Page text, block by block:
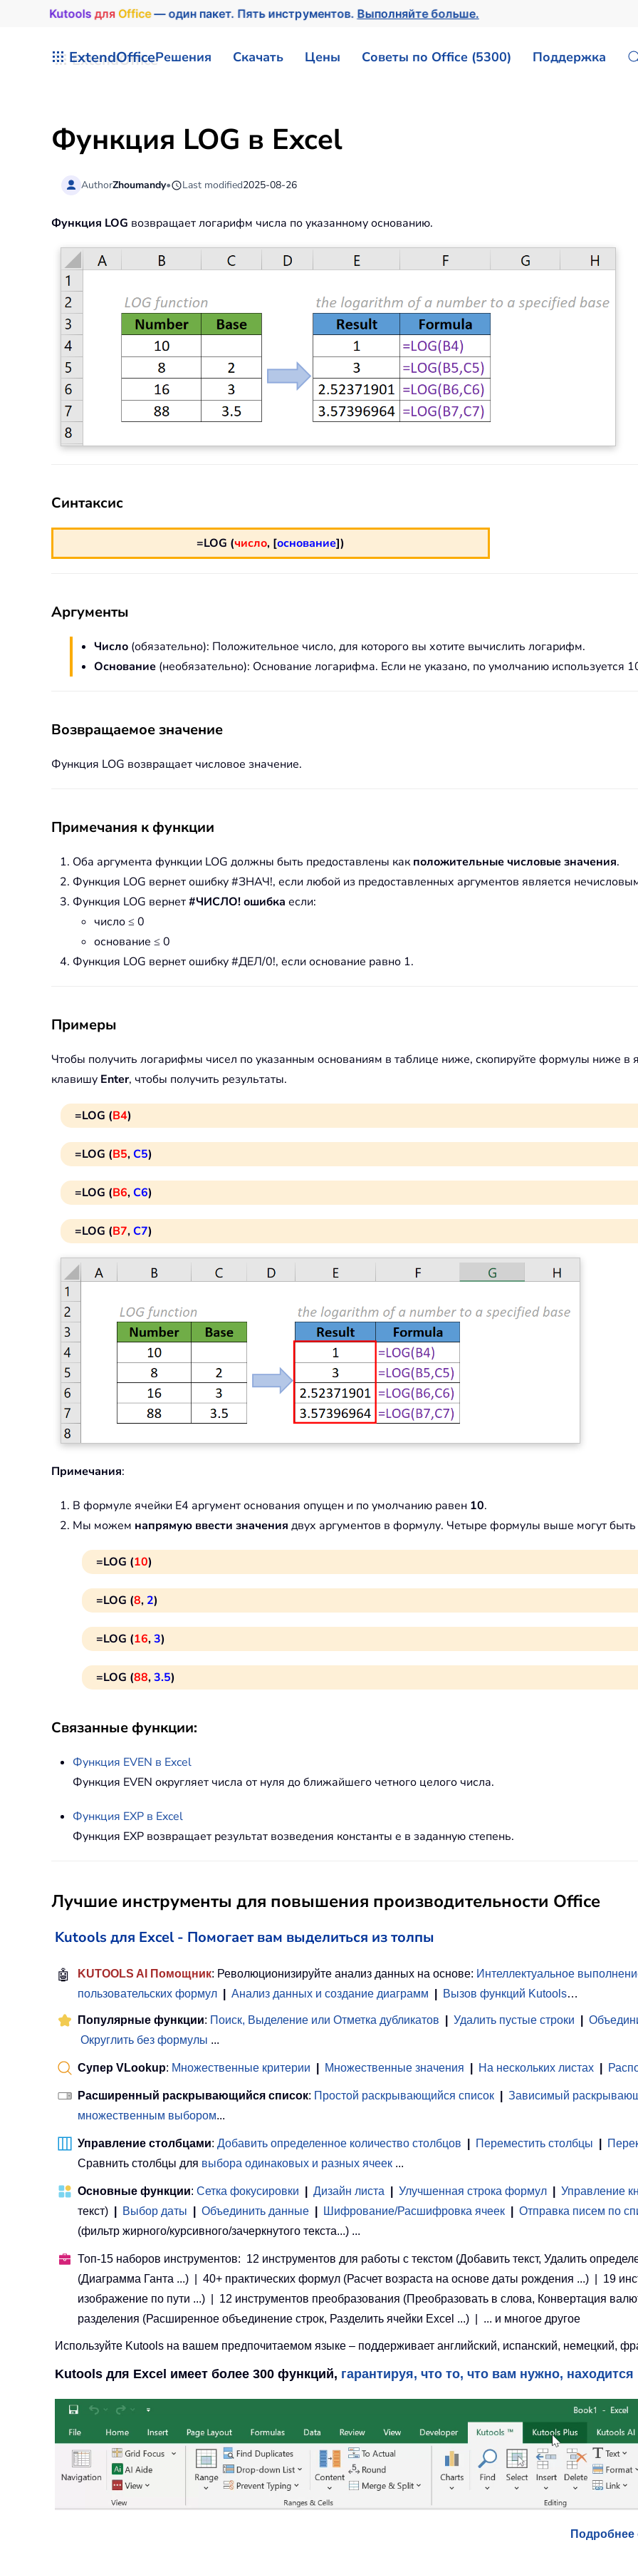
Kutools для Office— один пакет. Пять инструментов.Выполняйте больше.
ExtendOfficeРешения Скачать Цены Советы по Office (5300) Поддержка
Функция LOG в Excel
AuthorZhoumandy• Last modified2025-08-26
Функция LOG возвращает логарифм числа по указанному основанию.
Синтаксис
=LOG (число, [основание])
Аргументы
Число (обязательно): Положительное число, для которого вы хотите вычислить логарифм.
Основание (необязательно): Основание логарифма. Если не указано, по умолчанию используется
Возвращаемое значение
Функция LOG возвращает числовое значение.
Примечания к функции
Оба аргумента функции LOG должны быть предоставлены какположительные числовые значения.
Функция LOG вернет ошибку #ЗНАЧ!, если любой из предоставленных аргументов является
Функция LOG вернет#ЧИСЛО! ошибка если:
число ≤ 0
основание ≤ 0
Функция LOG вернет ошибку #ДЕЛ/0!, если основание равно 1.
Примеры
Чтобы получить логарифмы чисел по указанным основаниям в таблице ниже, скопируйте формулы ниже в
клавишу Enter, чтобы получить результаты.
=LOG (B4)
=LOG (B5,C5)
=LOG (B6,C6)
=LOG (B7,C7)
Примечания:
В формуле ячейки E4 аргумент основания опущен и по умолчанию равен 10.
Мы можем напрямую ввести значения двух аргументов в формулу. Четыре формулы выше могут
=LOG (10)
=LOG (8, 2)
=LOG (16,3)
=LOG (88,3.5)
Связанные функции:
Функция EVEN в Excel
Функция EVEN округляет числа от нуля до ближайшего четного целого числа.
Функция EXP в Excel
Функция EXP возвращает результат возведения константы e в заданную степень.
Лучшие инструменты для повышения производительности Office
Kutools для Excel - Помогает вам выделиться из толпы
🤖 KUTOOLS AI Помощник: Революционизируйте анализ данных на основе: Интеллектуальное
пользовательских формул
Анализ данных и создание диаграмм Вызов функций Kutools…
Популярные функции: Поиск, Выделение или Отметка дубликатов Удалить пустые строки
Округлить без формулы ...
Супер VLookup: Множественные критерии Множественные значения На нескольких листах
Расширенный раскрывающийся список: Простой раскрывающийся список
Зависимый
множественным выбором...
Управление столбцами: Добавить определенное количество столбцов Переместить столбцы
Сравнить столбцы для выбора одинаковых и разных ячеек ...
Основные функции: Сетка фокусировки Дизайн листа Улучшенная строка формул
Управление
текст)
Выбор даты Объединить данные Шифрование/Расшифровка ячеек
Отправка писем по
(фильтр жирного/курсивного/зачеркнутого текста...) ...
Топ-15 наборов инструментов: 12 инструментов для работы с текстом (Добавить текст, Удалить
(Диаграмма Ганта ...) | 40+ практических формул (Расчет возраста на основе даты рождения ...) | 19
изображение по пути ...) | 12 инструментов преобразования (Преобразовать в слова, Конвертация
разделения (Расширенное объединение строк, Разделить ячейки Excel ...) | ... и многое другое
Используйте Kutools на вашем предпочитаемом языке – поддерживает английский, испанский, немецкий,
Kutools для Excel имеет более 300 функций, гарантируя, что то, что вам нужно,
Подробнее